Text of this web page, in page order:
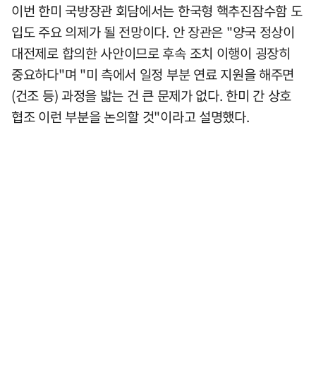
이번 한미 국방장관 회담에서는 한국형 핵추진잠수함 도
입도 주요 의제가 될 전망이다. 안 장관은 "양국 정상이
대전제로 합의한 사안이므로 후속 조치 이행이 굉장히
중요하다"며 "미 측에서 일정 부분 연료 지원을 해주면
(건조 등) 과정을 밟는 건 큰 문제가 없다. 한미 간 상호
협조 이런 부분을 논의할 것"이라고 설명했다.